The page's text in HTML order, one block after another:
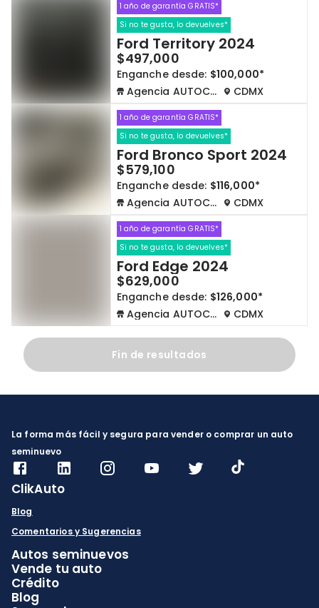
Cdmx y Edo Mex Querétaro
Negociar precio
Borrar todo
1 año de garantía GRATIS*
Si no te gusta, lo devuelves*
Ford Territory 2024
$497,000
Enganche desde: $100,000*
Agencia AUTOCOM
CDMX
1 año de garantía GRATIS*
Si no te gusta, lo devuelves*
Ford Bronco Sport 2024
$579,100
Enganche desde: $116,000*
Agencia AUTOCOM
CDMX
1 año de garantía GRATIS*
Si no te gusta, lo devuelves*
Ford Edge 2024
$629,000
Enganche desde: $126,000*
Agencia AUTOCOM
CDMX
Fin de resultados
La forma más fácil y segura para vender o comprar un auto
seminuevo
ClikAuto
Blog
Comentarios y Sugerencias
Autos seminuevos
Vende tu auto
Crédito
Blog